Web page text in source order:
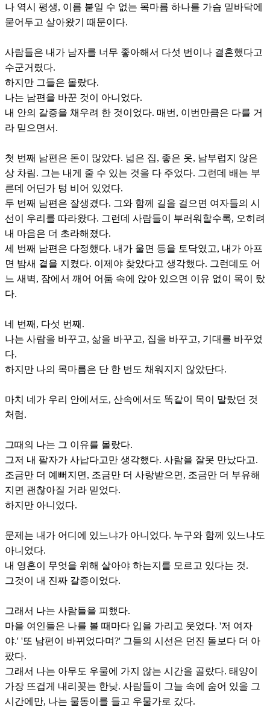
나 역시 평생, 이름 붙일 수 없는 목마름 하나를 가슴 밑바닥에
묻어두고 살아왔기 때문이다.
사람들은 내가 남자를 너무 좋아해서 다섯 번이나 결혼했다고
수군거렸다.
하지만 그들은 몰랐다.
나는 남편을 바꾼 것이 아니었다.
내 안의 갈증을 채우려 한 것이었다. 매번, 이번만큼은 다를 거
라 믿으면서.
첫 번째 남편은 돈이 많았다. 넓은 집, 좋은 옷, 남부럽지 않은
상 차림. 그는 내게 줄 수 있는 것을 다 주었다. 그런데 배는 부
른데 어딘가 텅 비어 있었다.
두 번째 남편은 잘생겼다. 그와 함께 길을 걸으면 여자들의 시
선이 우리를 따라왔다. 그런데 사람들이 부러워할수록, 오히려
내 마음은 더 초라해졌다.
세 번째 남편은 다정했다. 내가 울면 등을 토닥였고, 내가 아프
면 밤새 곁을 지켰다. 이제야 찾았다고 생각했다. 그런데도 어
느 새벽, 잠에서 깨어 어둠 속에 앉아 있으면 이유 없이 목이 탔
다.
네 번째, 다섯 번째.
나는 사람을 바꾸고, 삶을 바꾸고, 집을 바꾸고, 기대를 바꾸었
다.
하지만 나의 목마름은 단 한 번도 채워지지 않았단다.
마치 네가 우리 안에서도, 산속에서도 똑같이 목이 말랐던 것
처럼.
그때의 나는 그 이유를 몰랐다.
그저 내 팔자가 사납다고만 생각했다. 사람을 잘못 만났다고.
조금만 더 예뻐지면, 조금만 더 사랑받으면, 조금만 더 부유해
지면 괜찮아질 거라 믿었다.
하지만 아니었다.
문제는 내가 어디에 있느냐가 아니었다. 누구와 함께 있느냐도
아니었다.
내 영혼이 무엇을 위해 살아야 하는지를 모르고 있다는 것.
그것이 내 진짜 갈증이었다.
그래서 나는 사람들을 피했다.
마을 여인들은 나를 볼 때마다 입을 가리고 웃었다. '저 여자
야.' '또 남편이 바뀌었다며?' 그들의 시선은 던진 돌보다 더 아
팠다.
그래서 나는 아무도 우물에 가지 않는 시간을 골랐다. 태양이
가장 뜨겁게 내리꽂는 한낮. 사람들이 그늘 속에 숨어 있을 그
시간에만, 나는 물동이를 들고 우물가로 갔다.